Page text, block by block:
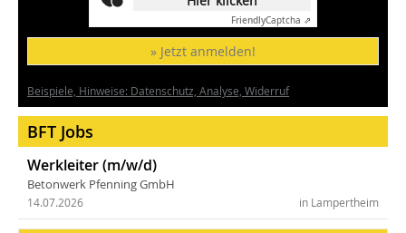
FriendlyCaptcha ⇗
» Jetzt anmelden!
Beispiele, Hinweise: Datenschutz, Analyse, Widerruf
BFT Jobs
Werkleiter (m/w/d)
Betonwerk Pfenning GmbH
in Lampertheim
14.07.2026